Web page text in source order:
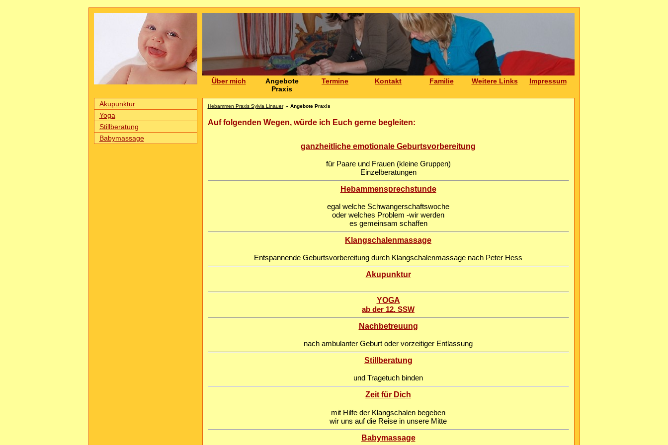
Über mich
Angebote
Praxis
Termine Kontakt Familie Weitere Links Impressum
Akupunktur
Yoga
Stillberatung
Babymassage
Hebammen Praxis Sylvia Linauer » Angebote Praxis
Auf folgenden Wegen, würde ich Euch gerne begleiten:
ganzheitliche emotionale Geburtsvorbereitung
für Paare und Frauen (kleine Gruppen)
Einzelberatungen
Hebammensprechstunde
egal welche Schwangerschaftswoche
oder welches Problem -wir werden
es gemeinsam schaffen
Klangschalenmassage
Entspannende Geburtsvorbereitung durch Klangschalenmassage nach Peter Hess
Akupunktur
YOGA
ab der 12. SSW
Nachbetreuung
nach ambulanter Geburt oder vorzeitiger Entlassung
Stillberatung
und Tragetuch binden
Zeit für Dich
mit Hilfe der Klangschalen begeben
wir uns auf die Reise in unsere Mitte
Babymassage